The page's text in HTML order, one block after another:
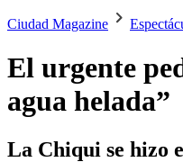
Ciudad Magazine
El urgente
agua helada”
La Chiqui se hizo